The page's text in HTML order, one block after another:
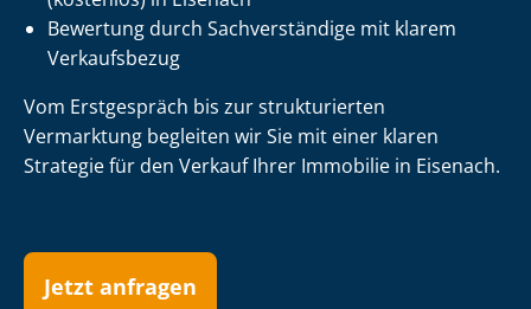
Bewertung durch Sachverständige mit klarem
Verkaufsbezug
Vom Erstgespräch bis zur strukturierten
Vermarktung begleiten wir Sie mit einer klaren
Strategie für den Verkauf Ihrer Immobilie in Eisenach.
Jetzt anfragen